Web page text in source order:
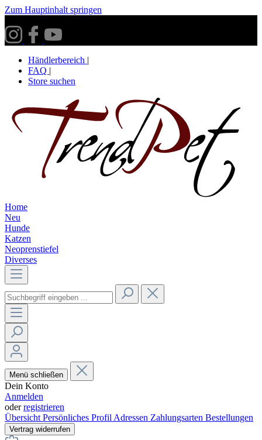
Zum Hauptinhalt springen
Händlerbereich |
FAQ |
Store suchen
Home
Neu
Hunde
Katzen
Neoprenstiefel
Diverses
Menü schließen
Dein Konto
Anmelden
oderregistrieren
Übersicht Persönliches Profil Adressen Zahlungsarten Bestellungen
Vertrag widerrufen